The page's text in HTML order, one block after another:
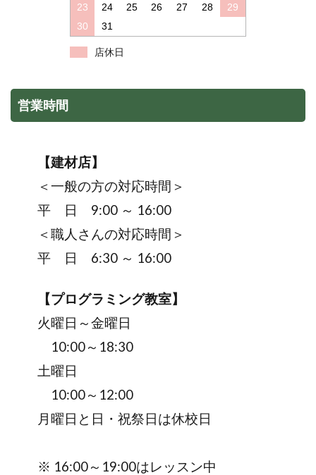
23
24 25 26 27 28
29
30
31
店休日
営業時間
【建材店】
＜一般の方の対応時間＞
平 日 9:00 ～ 16:00
＜職人さんの対応時間＞
平 日 6:30 ～ 16:00
【プログラミング教室】
火曜日～金曜日
10:00～18:30
土曜日
10:00～12:00
月曜日と日・祝祭日は休校日
※ 16:00～19:00はレッスン中